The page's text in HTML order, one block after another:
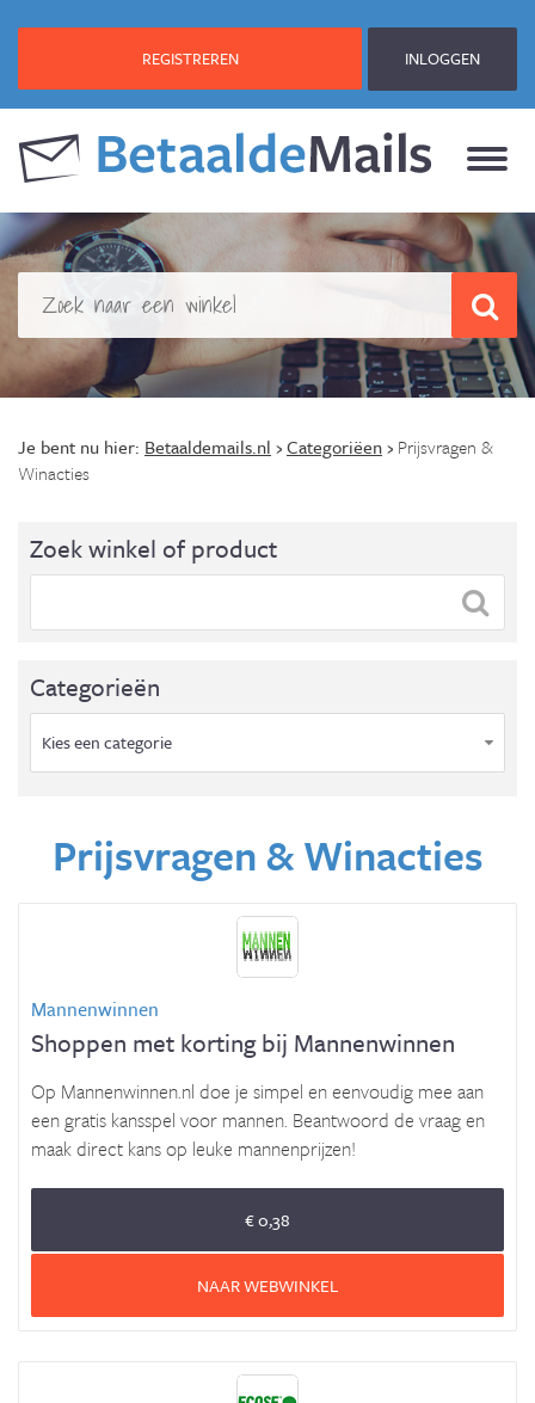
REGISTREREN INLOGGEN
Je bent nu hier: Betaaldemails.nl ›Categoriëen› Prijsvragen &
Winacties
Zoek winkel of product
Categorieën
Kies een categorie
Prijsvragen & Winacties
Mannenwinnen
Shoppen met korting bij Mannenwinnen
Op Mannenwinnen.nl doe je simpel en eenvoudig mee aan
een gratis kansspel voor mannen. Beantwoord de vraag en
maak direct kans op leuke mannenprijzen!
€ 0,38
NAAR WEBWINKEL